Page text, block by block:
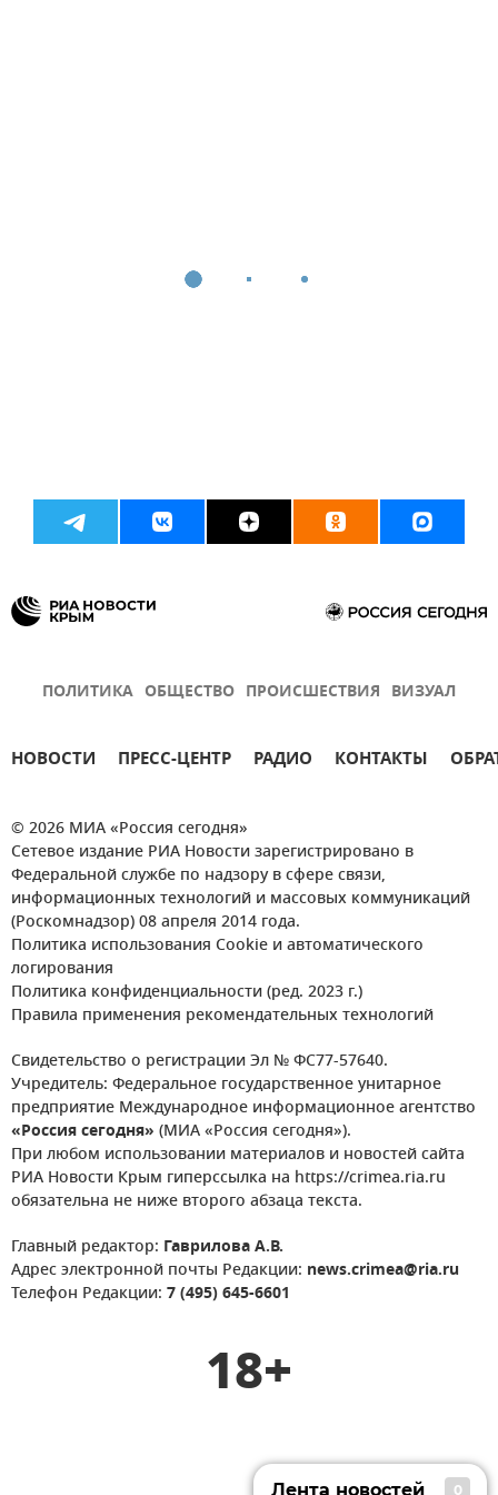
ПОЛИТИКА ОБЩЕСТВО ПРОИСШЕСТВИЯ ВИЗУАЛ
НОВОСТИ ПРЕСС-ЦЕНТР РАДИО КОНТАКТЫ
© 2026 МИА «Россия сегодня»
Сетевое издание РИА Новости зарегистрировано в
Федеральной службе по надзору в сфере связи,
информационных технологий и массовых коммуникаций
(Роскомнадзор) 08 апреля 2014 года.
Политика использования Cookie и автоматического
логирования
Политика конфиденциальности (ред. 2023 г.)
Правила применения рекомендательных технологий
Свидетельство о регистрации Эл № ФС77-57640.
Учредитель: Федеральное государственное унитарное
предприятие Международное информационное агентство
«Россия сегодня» (МИА «Россия сегодня»).
При любом использовании материалов и новостей сайта
РИА Новости Крым гиперссылка на https://crimea.ria.ru
обязательна не ниже второго абзаца текста.
Главный редактор: Гаврилова А.В.
Адрес электронной почты Редакции: news.crimea@ria.ru
Телефон Редакции: 7 (495) 645-6601
18+
Лента новостей 0